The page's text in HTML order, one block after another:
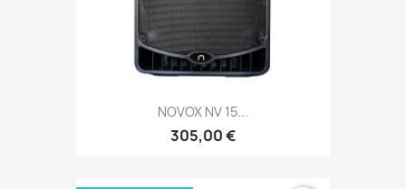
NOVOX NV 15...
305,00 €